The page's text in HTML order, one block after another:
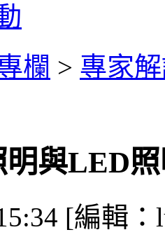
欄 > 專家
與LED
[編輯：